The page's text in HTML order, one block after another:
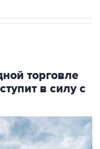
торговле
в силу с